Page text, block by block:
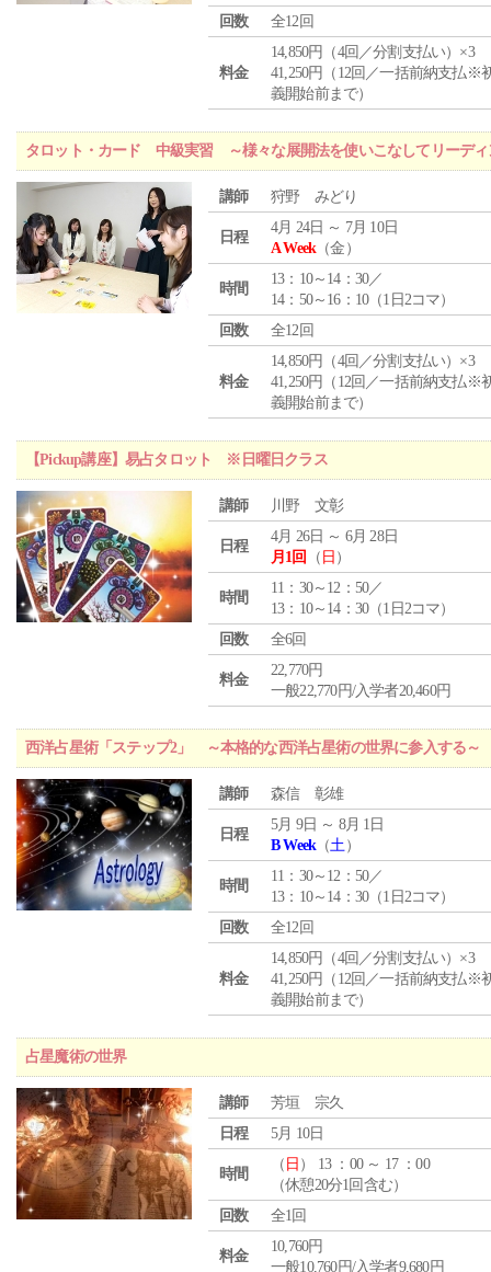
回数
全12回
料金
14,850円（4回／分割支払い）×3
41,250円（12回／一括前納支払※
義開始前まで）
タロット・カード 中級実習 ～様々な展開法を使いこなしてリーディ
講師 狩野 みどり
日程
4月 24日 ～ 7月 10日
A Week（金）
時間
13：10～14：30／
14：50～16：10（1日2コマ）
回数
全12回
料金
14,850円（4回／分割支払い）×3
41,250円（12回／一括前納支払※
義開始前まで）
【Pickup講座】易占タロット ※日曜日クラス
講師 川野 文彰
日程
4月 26日 ～ 6月 28日
月1回
（ 日 ）
時間
11：30～12：50／
13：10～14：30（1日2コマ）
回数
全6回
料金
22,770円
一般22,770円/入学者20,460円
西洋占星術「ステップ2」 ～本格的な西洋占星術の世界に参入する～
講師 森信 彰雄
日程
5月 9日 ～ 8月 1日
B Week（土）
時間
11：30～12：50／
13：10～14：30（1日2コマ）
回数
全12回
料金
14,850円（4回／分割支払い）×3
41,250円（12回／一括前納支払※
義開始前まで）
占星魔術の世界
講師
芳垣 宗久
日程
5月 10日
時間
（ 日 ） 13 ：00 ～ 17 ：00
（休憩20分1回含む）
回数
全1回
料金
10,760円
一般10,760円/入学者9,680円